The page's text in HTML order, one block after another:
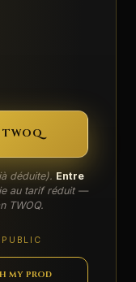
déduite). Entre
au tarif réduit —
TWOQ.
MY PROD